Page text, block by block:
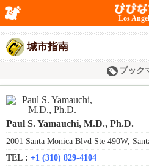
Los
城市指南
ブック
Paul S. Yamauchi, M.D., Ph.D.
2001 Santa Monica Blvd Ste 490W,
TEL : +1 (310) 829-4104